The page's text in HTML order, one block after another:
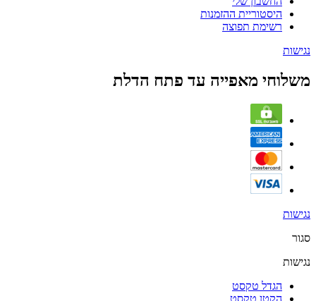
היסטוריית ההזמנות
רשימת תפוצה
נגישות
משלוחי מאפייה עד פתח הדלת
נגישות
סגור
נגישות
הגדל טקסט